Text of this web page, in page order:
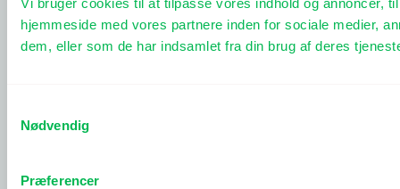
Vi bruger cookies til at tilpasse vores indhold og annoncer,
hjemmeside med vores partnere inden for sociale medier,
dem, eller som de har indsamlet fra din brug af deres
Nødvendig
Præferencer